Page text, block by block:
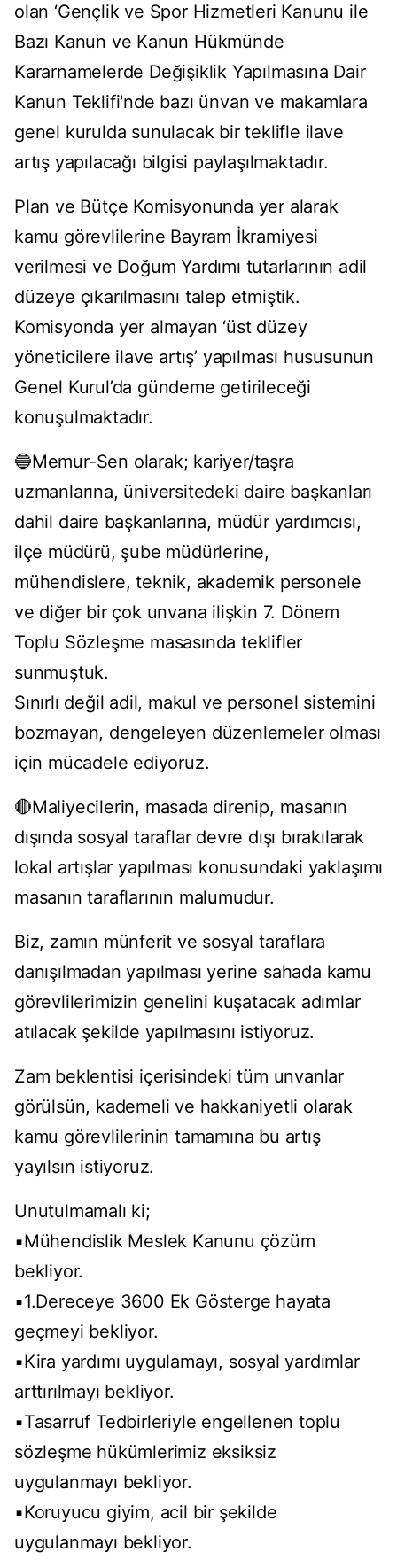
olan ‘Gençlik ve Spor Hizmetleri Kanunu ile
Bazı Kanun ve Kanun Hükmünde
Kararnamelerde Değişiklik Yapılmasına Dair
Kanun Teklifi'nde bazı ünvan ve makamlara
genel kurulda sunulacak bir teklifle ilave
artış yapılacağı bilgisi paylaşılmaktadır.
Plan ve Bütçe Komisyonunda yer alarak
kamu görevlilerine Bayram İkramiyesi
verilmesi ve Doğum Yardımı tutarlarının adil
düzeye çıkarılmasını talep etmiştik.
Komisyonda yer almayan ‘üst düzey
yöneticilere ilave artış’ yapılması hususunun
Genel Kurul’da gündeme getirileceği
konuşulmaktadır.
🔵Memur-Sen olarak; kariyer/taşra
uzmanlarına, üniversitedeki daire başkanları
dahil daire başkanlarına, müdür yardımcısı,
ilçe müdürü, şube müdürlerine,
mühendislere, teknik, akademik personele
ve diğer bir çok unvana ilişkin 7. Dönem
Toplu Sözleşme masasında teklifler
sunmuştuk.
Sınırlı değil adil, makul ve personel sistemini
bozmayan, dengeleyen düzenlemeler olması
için mücadele ediyoruz.
🔴Maliyecilerin, masada direnip, masanın
dışında sosyal taraflar devre dışı bırakılarak
lokal artışlar yapılması konusundaki yaklaşımı
masanın taraflarının malumudur.
Biz, zamın münferit ve sosyal taraflara
danışılmadan yapılması yerine sahada kamu
görevlilerimizin genelini kuşatacak adımlar
atılacak şekilde yapılmasını istiyoruz.
Zam beklentisi içerisindeki tüm unvanlar
görülsün, kademeli ve hakkaniyetli olarak
kamu görevlilerinin tamamına bu artış
yayılsın istiyoruz.
Unutulmamalı ki;
▪️Mühendislik Meslek Kanunu çözüm
bekliyor.
▪️1.Dereceye 3600 Ek Gösterge hayata
geçmeyi bekliyor.
▪️Kira yardımı uygulamayı, sosyal yardımlar
arttırılmayı bekliyor.
▪️Tasarruf Tedbirleriyle engellenen toplu
sözleşme hükümlerimiz eksiksiz
uygulanmayı bekliyor.
▪️Koruyucu giyim, acil bir şekilde
uygulanmayı bekliyor.